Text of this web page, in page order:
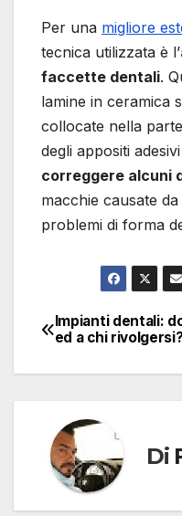
Per una migliore
tecnica utilizzata è l’
faccette dentali.
lamine in ceramica
collocate nella
degli appositi
correggere alcuni
macchie causate
problemi di forma
articoli
Impianti dentali:
ed a chi
Di